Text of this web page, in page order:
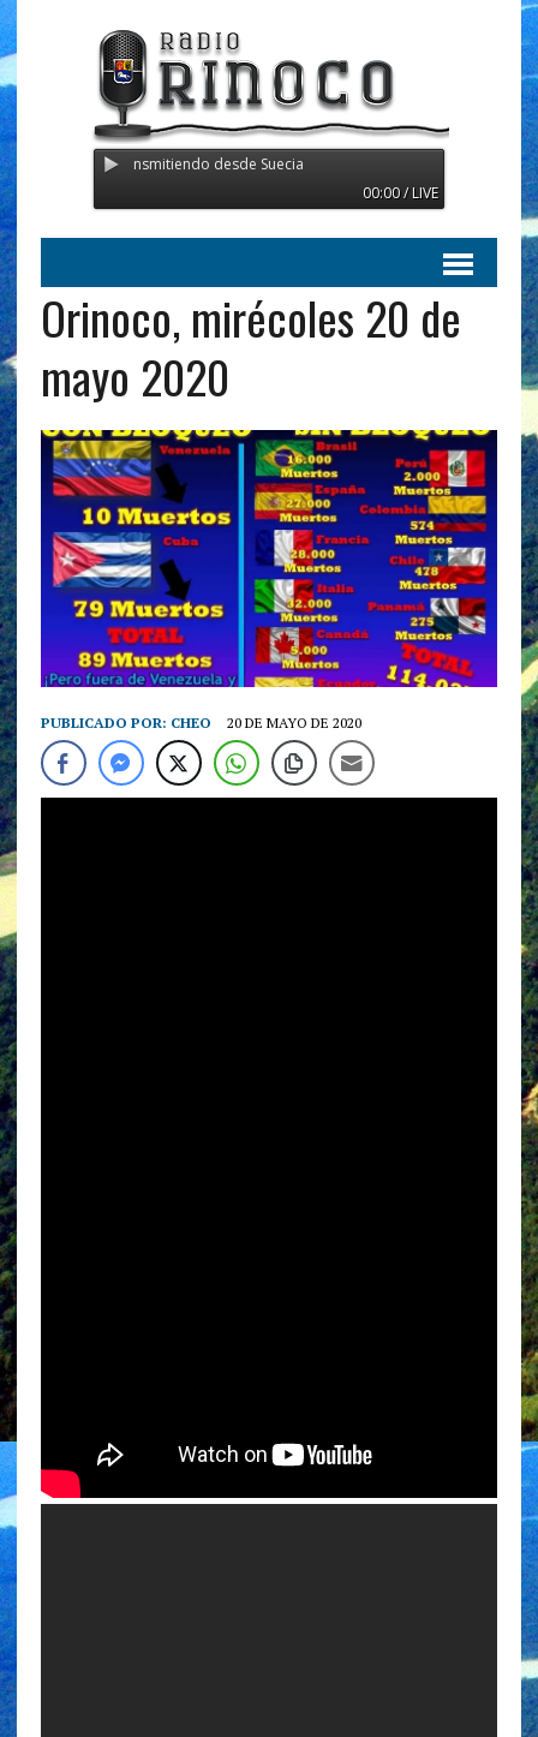
Orinoco - Transmitiendo desde Suecia
00:00 / LIVE
Orinoco, mirécoles 20 de
mayo 2020
PUBLICADO POR: CHEO 20 DE MAYO DE 2020